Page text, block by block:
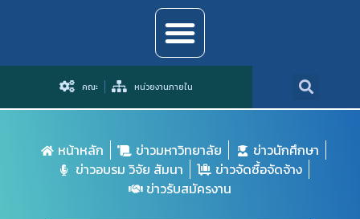
คณะ หน่วยงานภายใน
หน้าหลัก ข่าวมหาวิทยาลัย
ข่าวนักศึกษา
ข่าวอบรม วิจัย สัมนา
ข่าวจัดซื้อจัดจ้าง
ข่าวรับสมัครงาน